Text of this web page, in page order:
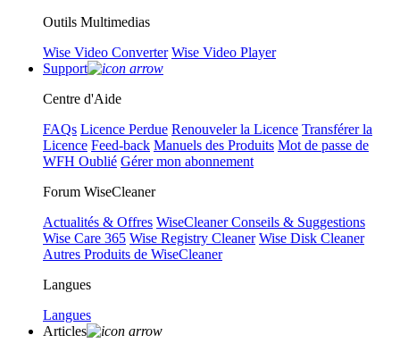
Outils Multimedias
Wise Video Converter Wise Video Player
Support
Centre d'Aide
FAQs Licence Perdue Renouveler la Licence Transférer la
Licence Feed-back Manuels des Produits Mot de passe de
WFH Oublié Gérer mon abonnement
Forum WiseCleaner
Actualités & Offres WiseCleaner Conseils & Suggestions
Wise Care 365 Wise Registry Cleaner Wise Disk Cleaner
Autres Produits de WiseCleaner
Langues
Langues
Articles